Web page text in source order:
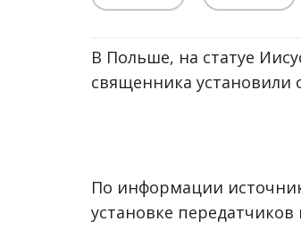
В Польше, на статуе
священника установили
По информации
установке передатчиков